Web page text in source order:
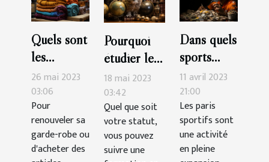
Quels sont
les
avantages
de faire ses
achats
d’articles
textiles
26 mai 2023
03:06
Pour
renouveler sa
garde-robe ou
d'acheter des
Pourquoi
étudier le
SEO ?
18 mai 2023
03:42
Quel que soit
votre statut,
vous pouvez
suivre une
Dans quels
sports
faut-il
parier pour
gagner
plus
d'argent?
11 avril 2023
21:00
Les paris
sportifs sont
une activité
en pleine